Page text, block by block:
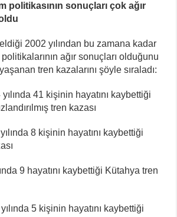
politikasının sonuçları çok ağır
2002 yılından bu zamana kadar
politikalarının ağır sonuçları olduğunu
tren kazalarını şöyle sıraladı:
41 kişinin hayatını kaybettiği
tren kazası
8 kişinin hayatını kaybettiği
9 hayatını kaybettiği Kütahya tren
5 kişinin hayatını kaybettiği